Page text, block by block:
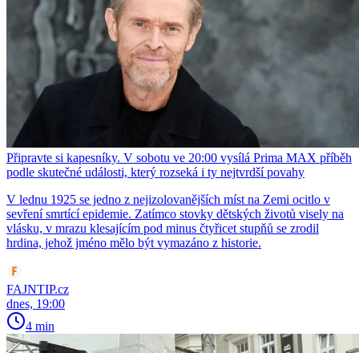
Připravte si kapesníky. V sobotu ve 20:00 vysílá Prima MAX příběh
podle skutečné události, který rozseká i ty nejtvrdší povahy
V lednu 1925 se jedno z nejizolovanějších míst na Zemi ocitlo v
sevření smrtící epidemie. Zatímco stovky dětských životů visely na
vlásku, v mrazu klesajícím pod minus čtyřicet stupňů se zrodil
hrdina, jehož jméno mělo být vymazáno z historie.
FAJNTIP.cz
dnes, 19:00
4 min